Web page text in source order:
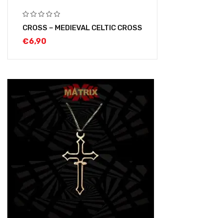
CROSS – MEDIEVAL CELTIC CROSS
€6,90